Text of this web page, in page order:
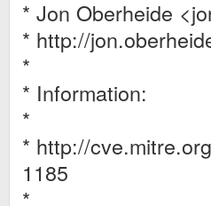
* Jon Oberheide <
* http://
*
* Information:
*
* http://
1185
*